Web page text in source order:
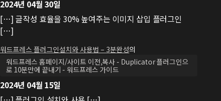
2024년 04월 30일
[…] 글작성 효율을 30% 높여주는 이미지 삽입 플러그인
[…]
워드프레스 플러그인설치와 사용법 – 3분완성의
워드프레스 홈페이지/사이트 이전,복사 - Duplicator 플러그인으
로 10분만에 끝내기 - 워드프레스 가이드
2024년 04월 15일